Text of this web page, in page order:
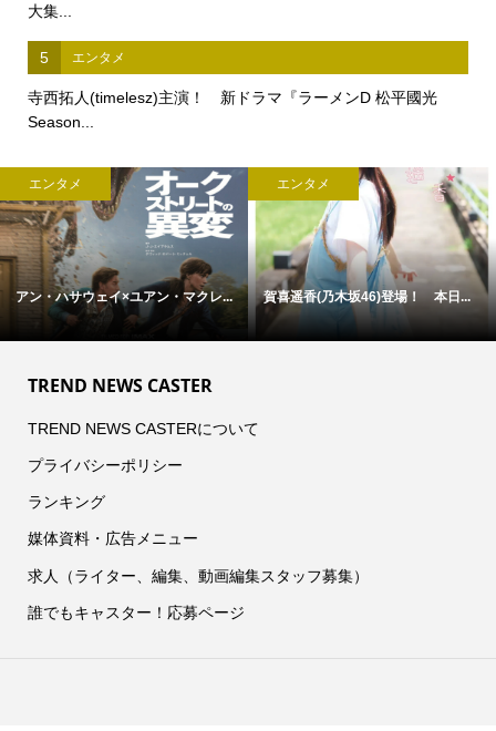
大集...
5 エンタメ
寺西拓人(timelesz)主演！ 新ドラマ『ラーメンD 松平國光
Season...
エンタメ
アン・ハサウェイ×ユアン・マクレ...
エンタメ
賀喜遥香(乃木坂46)登場！ 本日...
TREND NEWS CASTER
TREND NEWS CASTERについて
プライバシーポリシー
ランキング
媒体資料・広告メニュー
求人（ライター、編集、動画編集スタッフ募集）
誰でもキャスター！応募ページ